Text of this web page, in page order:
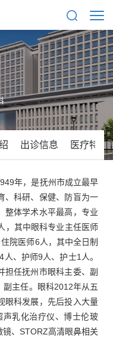
出诊信息 医疗特色
年，是抚州市成立最早
、科研、保健、防盲为一
整体学术水平最高，专业
，其中眼科专业主任医师
院医师6人，其中全日制
、护师9人、护士1人。
担任抚州市眼科主委、副
副主任。眼科2012年从五
眼科发展，先后投入大量
乳化治疗仪、博士伦玻
、STORZ高清眼鼻相关